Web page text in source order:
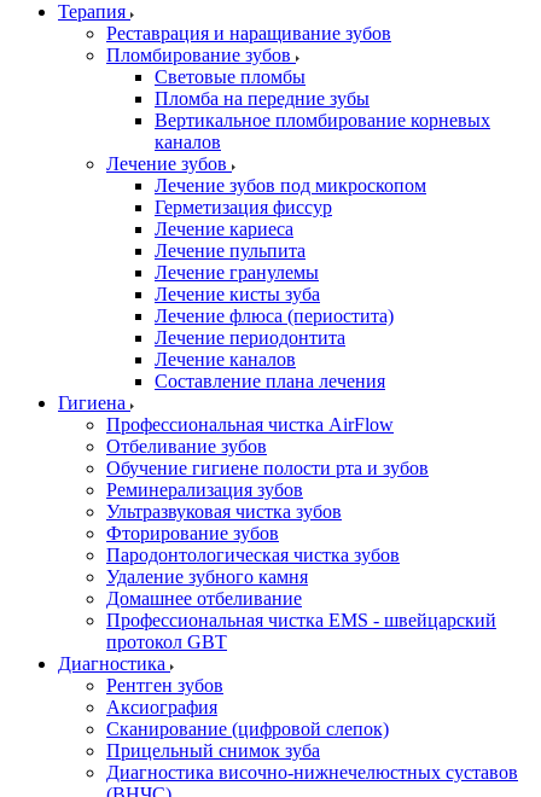
Терапия
Реставрация и наращивание зубов
Пломбирование зубов
Световые пломбы
Пломба на передние зубы
Вертикальное пломбирование корневых
каналов
Лечение зубов
Лечение зубов под микроскопом
Герметизация фиссур
Лечение кариеса
Лечение пульпита
Лечение гранулемы
Лечение кисты зуба
Лечение флюса (периостита)
Лечение периодонтита
Лечение каналов
Составление плана лечения
Гигиена
Профессиональная чистка AirFlow
Отбеливание зубов
Обучение гигиене полости рта и зубов
Реминерализация зубов
Ультразвуковая чистка зубов
Фторирование зубов
Пародонтологическая чистка зубов
Удаление зубного камня
Домашнее отбеливание
Профессиональная чистка EMS - швейцарский
протокол GBT
Диагностика
Рентген зубов
Аксиография
Сканирование (цифровой слепок)
Прицельный снимок зуба
Диагностика височно-нижнечелюстных суставов